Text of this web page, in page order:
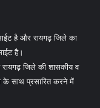
है और रायगढ़ जिले का
है।
जिले की शासकीय व
के साथ प्रसारित करने में